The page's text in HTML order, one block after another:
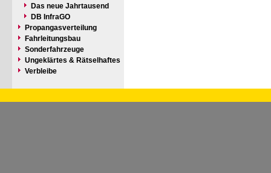
Das neue Jahrtausend
DB InfraGO
Propangasverteilung
Fahrleitungsbau
Sonderfahrzeuge
Ungeklärtes & Rätselhaftes
Verbleibe